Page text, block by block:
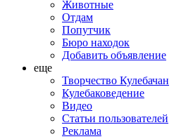
Животные
Отдам
Попутчик
Бюро находок
Добавить объявление
еще
Творчество Кулебачан
Кулебаковедение
Видео
Статьи пользователей
Реклама